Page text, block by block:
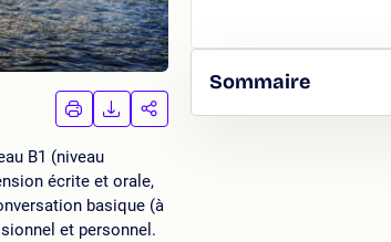
IMPRIMER
LA
FORMATION
TÉLÉCHARGER
LA
PARTAGER
B1 (niveau
écrite et orale,
basique (à
et personnel.
Sommaire